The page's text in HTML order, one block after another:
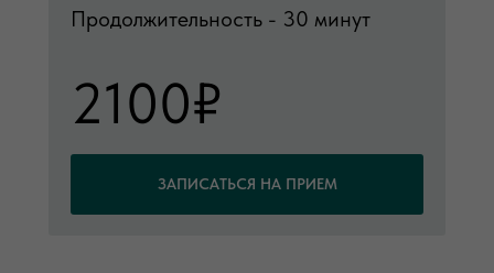
Продолжительность - 30 минут
2100₽
ЗАПИСАТЬСЯ НА ПРИЕМ